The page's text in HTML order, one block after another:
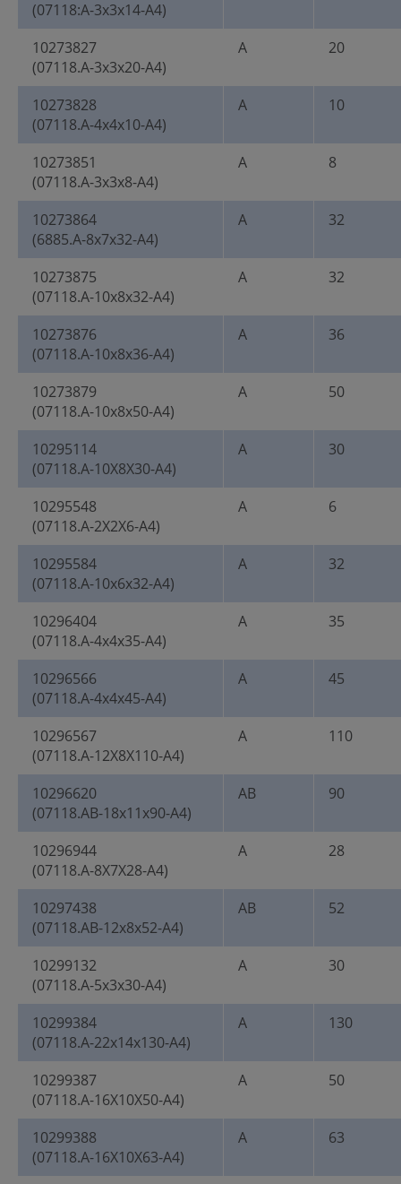
(07118:A-3x3x14-A4)
10273827
(07118.A-3x3x20-A4)
A 20
10273828
(07118.A-4x4x10-A4)
A 10
10273851
(07118.A-3x3x8-A4)
A 8
10273864
(6885.A-8x7x32-A4)
A 32
10273875
(07118.A-10x8x32-A4)
A 32
10273876
(07118.A-10x8x36-A4)
A 36
10273879
(07118.A-10x8x50-A4)
A 50
10295114
(07118.A-10X8X30-A4)
A 30
10295548
(07118.A-2X2X6-A4)
A 6
10295584
(07118.A-10x6x32-A4)
A 32
10296404
(07118.A-4x4x35-A4)
A 35
10296566
(07118.A-4x4x45-A4)
A 45
10296567
(07118.A-12X8X110-A4)
A 110
10296620
(07118.AB-18x11x90-A4)
AB 90
10296944
(07118.A-8X7X28-A4)
A 28
10297438
(07118.AB-12x8x52-A4)
AB 52
10299132
(07118.A-5x3x30-A4)
A 30
10299384
(07118.A-22x14x130-A4)
A 130
10299387
(07118.A-16X10X50-A4)
A 50
10299388
(07118.A-16X10X63-A4)
A 63